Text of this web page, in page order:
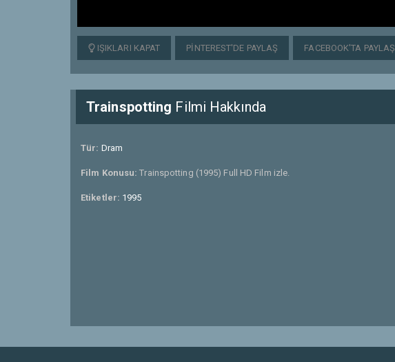
IŞIKLARI KAPAT PINTEREST'DE PAYLAŞ FACEBOOK'TA PAYLAŞ
Trainspotting Filmi Hakkında
Tür: Dram
Film Konusu:Trainspotting (1995) Full HD Film izle.
Etiketler: 1995